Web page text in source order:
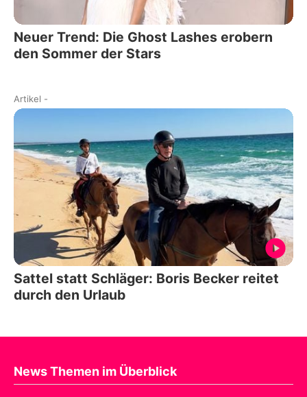
Neuer Trend: Die Ghost Lashes erobern
den Sommer der Stars
Artikel -
Sattel statt Schläger: Boris Becker reitet
durch den Urlaub
News Themen im Überblick